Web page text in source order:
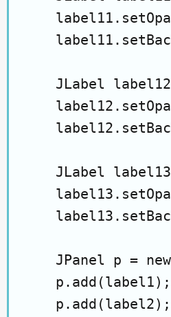
JLabel
JLabel
JPanel p =
    p.add(label1);
    p.add(label2);